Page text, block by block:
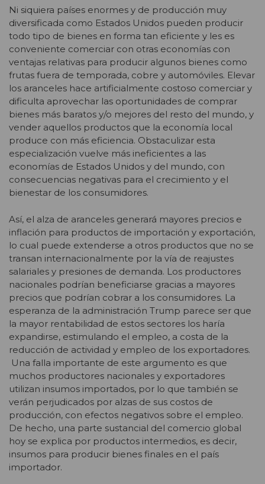
Ni siquiera países enormes y de producción muy
diversificada como Estados Unidos pueden producir
todo tipo de bienes en forma tan eficiente y les es
conveniente comerciar con otras economías con
ventajas relativas para producir algunos bienes como
frutas fuera de temporada, cobre y automóviles. Elevar
los aranceles hace artificialmente costoso comerciar y
dificulta aprovechar las oportunidades de comprar
bienes más baratos y/o mejores del resto del mundo, y
vender aquellos productos que la economía local
produce con más eficiencia. Obstaculizar esta
especialización vuelve más ineficientes a las
economías de Estados Unidos y del mundo, con
consecuencias negativas para el crecimiento y el
bienestar de los consumidores.
Así, el alza de aranceles generará mayores precios e
inflación para productos de importación y exportación,
lo cual puede extenderse a otros productos que no se
transan internacionalmente por la vía de reajustes
salariales y presiones de demanda. Los productores
nacionales podrían beneficiarse gracias a mayores
precios que podrían cobrar a los consumidores. La
esperanza de la administración Trump parece ser que
la mayor rentabilidad de estos sectores los haría
expandirse, estimulando el empleo, a costa de la
reducción de actividad y empleo de los exportadores.
Una falla importante de este argumento es que
muchos productores nacionales y exportadores
utilizan insumos importados, por lo que también se
verán perjudicados por alzas de sus costos de
producción, con efectos negativos sobre el empleo.
De hecho, una parte sustancial del comercio global
hoy se explica por productos intermedios, es decir,
insumos para producir bienes finales en el país
importador.